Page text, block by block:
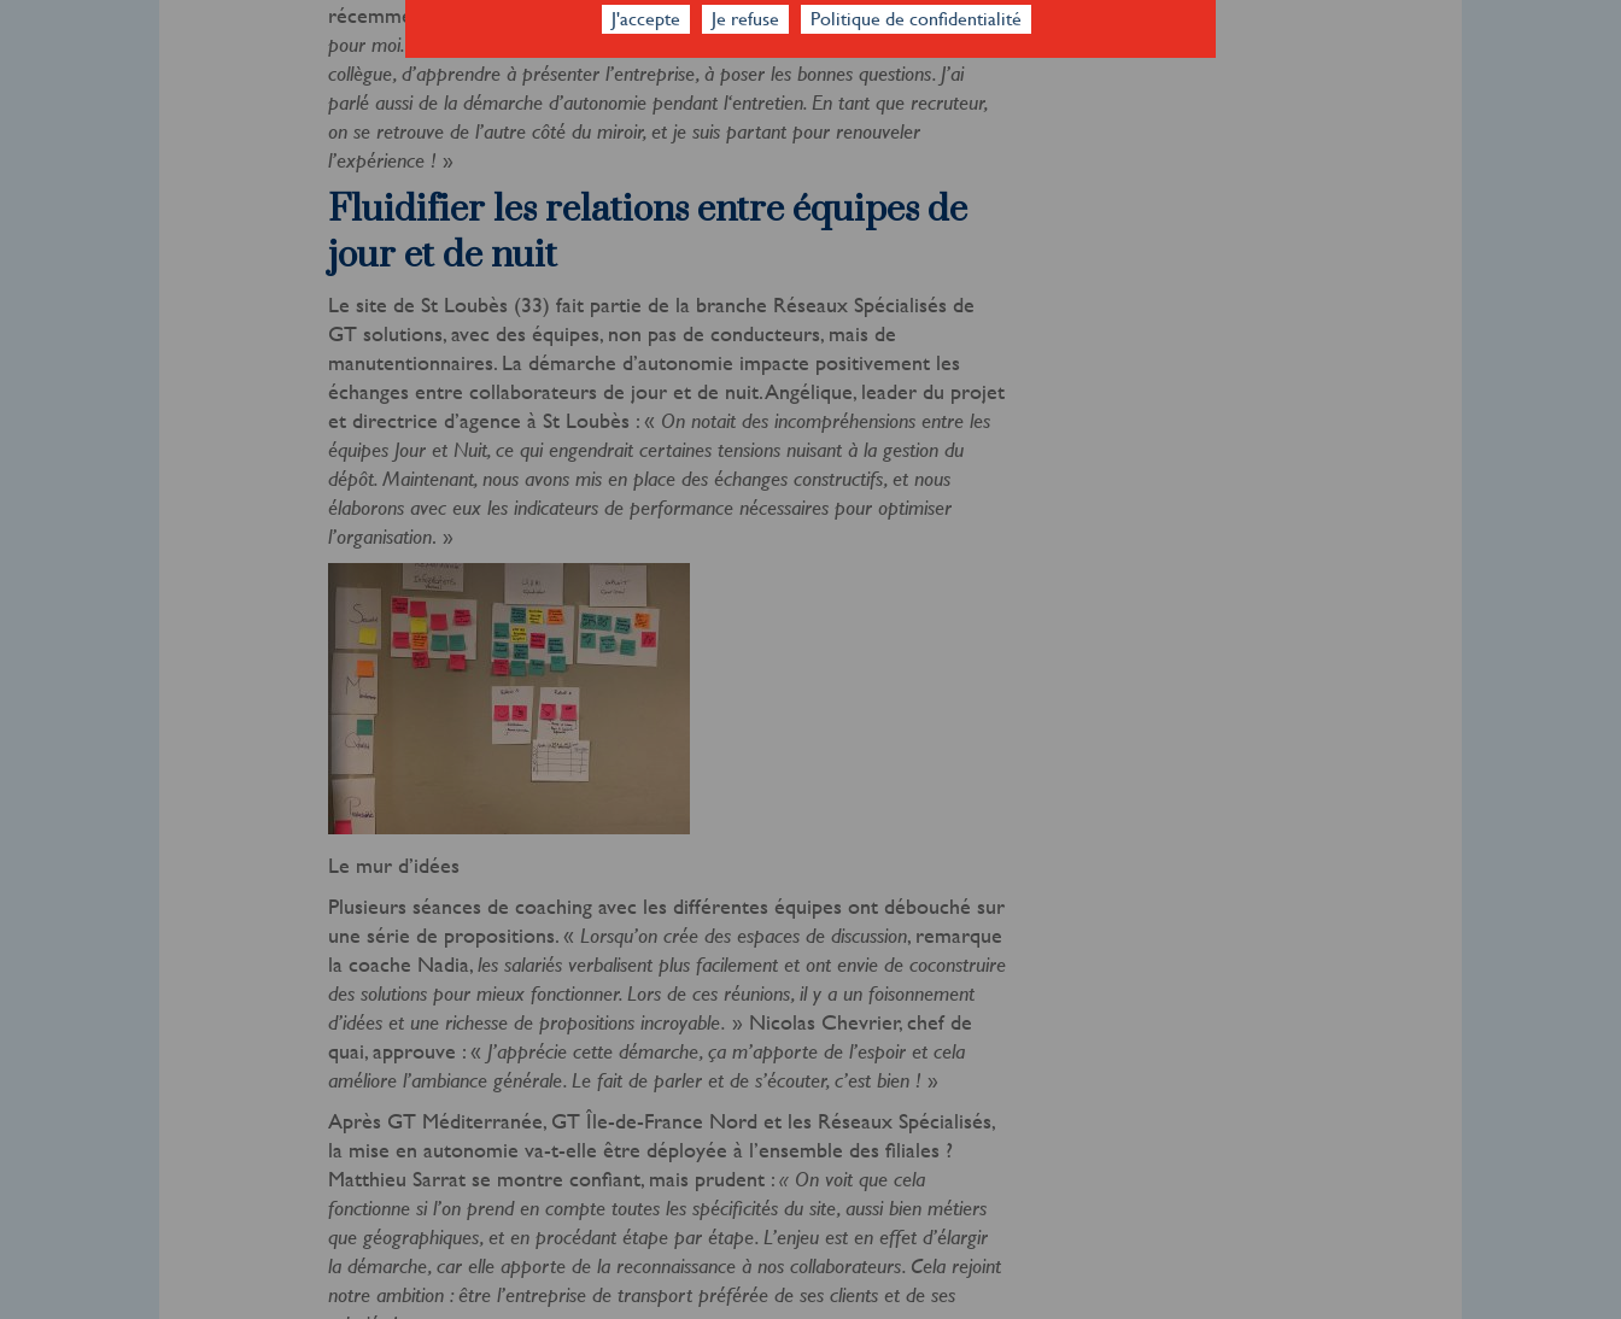
récemment assuré deux recrutements de conducteurs. «C’était une première
pour moi. J’ai vraiment apprécié. C’est très valorisant pour nous de recruter un
collègue, d’apprendre à présenter l’entreprise, à poser les bonnes questions. J’ai
parlé aussi de la démarche d’autonomie pendant l‘entretien. En tant que recruteur,
on se retrouve de l’autre côté du miroir, et je suis partant pour renouveler
l’expérience ! »
Fluidifier les relations entre équipes de
jour et de nuit
Le site de St Loubès (33) fait partie de la branche Réseaux Spécialisés de
GT solutions, avec des équipes, non pas de conducteurs, mais de
manutentionnaires. La démarche d’autonomie impacte positivement les
échanges entre collaborateurs de jour et de nuit. Angélique, leader du projet
et directrice d’agence à St Loubès : « On notait des incompréhensions entre les
équipes Jour et Nuit, ce qui engendrait certaines tensions nuisant à la gestion du
dépôt. Maintenant, nous avons mis en place des échanges constructifs, et nous
élaborons avec eux les indicateurs de performance nécessaires pour optimiser
l’organisation. »
Le mur d’idées
Plusieurs séances de coaching avec les différentes équipes ont débouché sur
une série de propositions. « Lorsqu’on crée des espaces de discussion, remarque
la coache Nadia, les salariés verbalisent plus facilement et ont envie de coconstruire
des solutions pour mieux fonctionner. Lors de ces réunions, il y a un foisonnement
d’idées et une richesse de propositions incroyable. » Nicolas Chevrier, chef de
quai, approuve : « J’apprécie cette démarche, ça m’apporte de l’espoir et cela
améliore l’ambiance générale. Le fait de parler et de s’écouter, c’est bien ! »
Après GT Méditerranée, GT Île-de-France Nord et les Réseaux Spécialisés,
la mise en autonomie va-t-elle être déployée à l’ensemble des filiales ?
Matthieu Sarrat se montre confiant, mais prudent : « On voit que cela
fonctionne si l’on prend en compte toutes les spécificités du site, aussi bien métiers
que géographiques, et en procédant étape par étape. L’enjeu est en effet d’élargir
la démarche, car elle apporte de la reconnaissance à nos collaborateurs. Cela rejoint
notre ambition : être l’entreprise de transport préférée de ses clients et de ses
J'accepte Je refuse Politique de confidentialité